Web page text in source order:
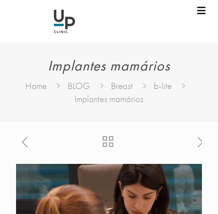
Implantes mamários
Home BLOG Breast
b-lite
Implantes mamários